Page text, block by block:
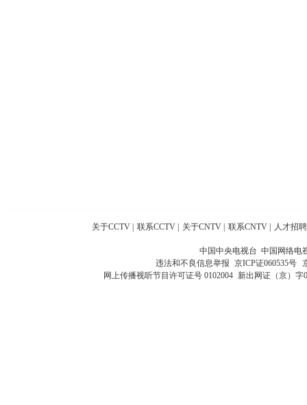
关于CCTV 联系CCTV 关于CNTV 联系CNTV 人才招聘
中国中央电视台 中国网络电
违法和不良信息举报 京ICP证060535号
网上传播视听节目许可证号 0102004 新出网证（京）